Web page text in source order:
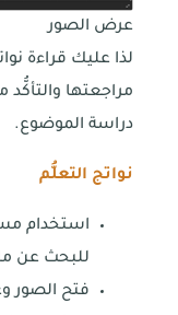
عرض الصور
لذا عليك قراءة
مراجعتها
دراسة الموضوع.
نواتج التعلُّم
للبحث عن
فتح الصور